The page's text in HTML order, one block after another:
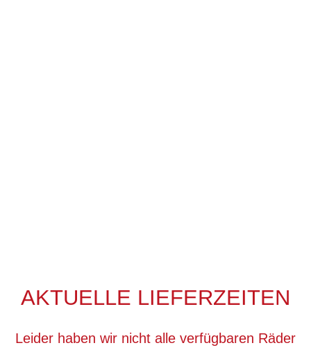
AKTUELLE LIEFERZEITEN
Leider haben wir nicht alle verfügbaren Räder